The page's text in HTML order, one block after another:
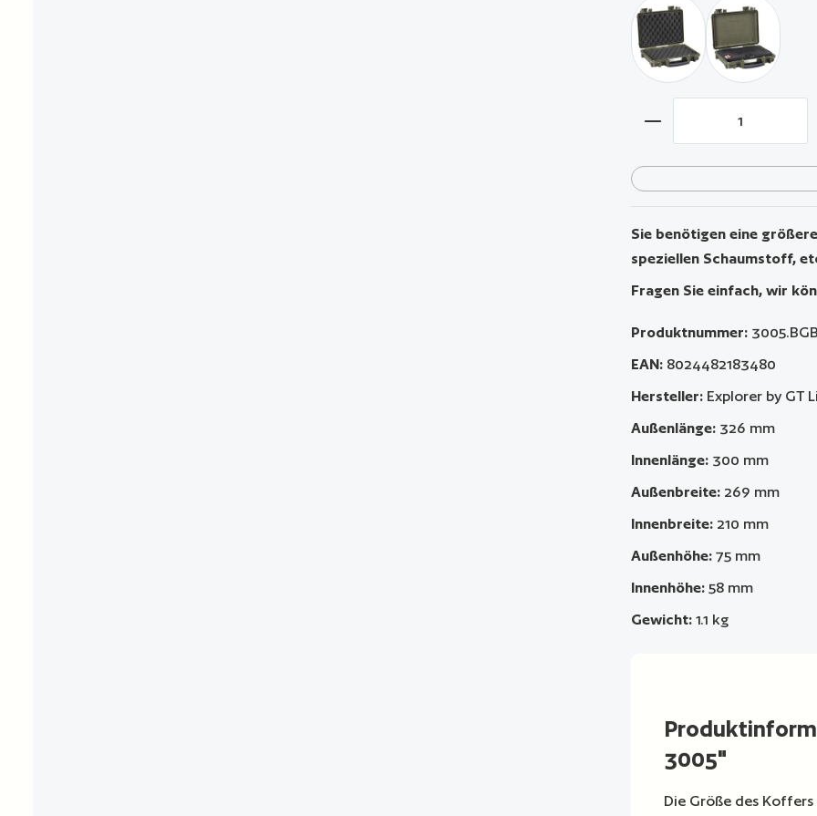
militär grün / mit
militär grün /
Produkt Anzahl:
Sie benötigen eine
speziellen Schaumstoff,
Fragen Sie einfach, wir
Produktnummer: 3005.BGB
EAN: 8024482183480
Hersteller: Explorer by GT
Außenlänge: 326 mm
Innenlänge: 300 mm
Außenbreite: 269 mm
Innenbreite: 210 mm
Außenhöhe: 75 mm
Innenhöhe: 58 mm
Gewicht: 1.1 kg
3005"
Die Größe des